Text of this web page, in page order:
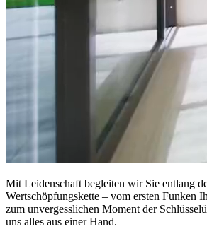
Mit Leidenschaft begleiten wir Sie entlang
Wertschöpfungskette – vom ersten Funken
zum unvergesslichen Moment der
uns alles aus einer Hand.